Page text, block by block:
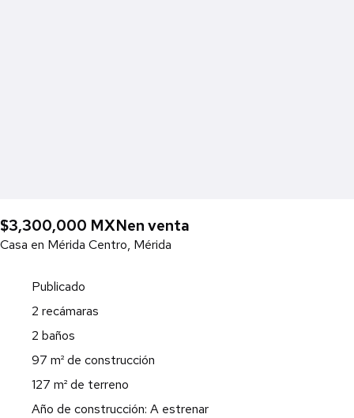
$3,300,000 MXNen venta
Casa en Mérida Centro, Mérida
Publicado
2 recámaras
2 baños
97 m² de construcción
127 m² de terreno
Año de construcción: A estrenar